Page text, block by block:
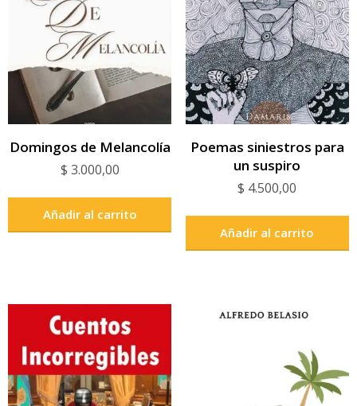
Domingos de Melancolía
$ 3.000,00
Añadir al carrito
Poemas siniestros para
un suspiro
$ 4.500,00
Añadir al carrito